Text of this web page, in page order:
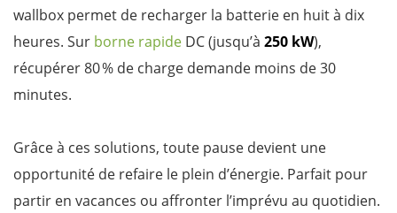
wallbox permet de recharger la batterie en huit à dix
heures. Sur borne rapide DC (jusqu’à 250 kW),
récupérer 80 % de charge demande moins de 30
minutes.
Grâce à ces solutions, toute pause devient une
opportunité de refaire le plein d’énergie. Parfait pour
partir en vacances ou affronter l’imprévu au quotidien.